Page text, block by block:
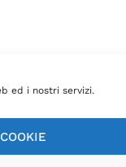
ed i nostri servizi.